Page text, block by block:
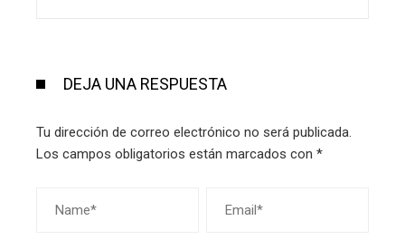
DEJA UNA RESPUESTA
Tu dirección de correo electrónico no será publicada.
Los campos obligatorios están marcados con *